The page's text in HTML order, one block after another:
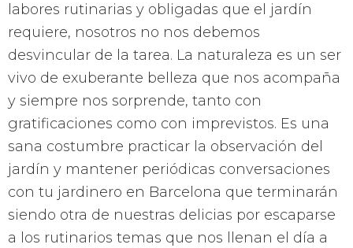
labores rutinarias y obligadas que el jardín
requiere, nosotros no nos debemos
desvincular de la tarea. La naturaleza es un ser
vivo de exuberante belleza que nos acompaña
y siempre nos sorprende, tanto con
gratificaciones como con imprevistos. Es una
sana costumbre practicar la observación del
jardín y mantener periódicas conversaciones
con tu jardinero en Barcelona que terminarán
siendo otra de nuestras delicias por escaparse
a los rutinarios temas que nos llenan el día a